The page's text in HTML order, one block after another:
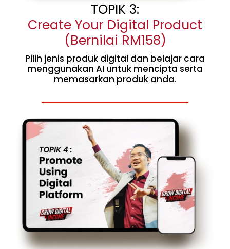
TOPIK 3:
Create Your Digital Product
(Bernilai RM158)
Pilih jenis produk digital dan belajar cara
menggunakan AI untuk mencipta serta
memasarkan produk anda.